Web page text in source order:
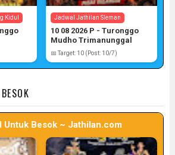
Kidul Jadwal Jathilan Sleman
10 08 2026 P - Turonggo
Mudho Trimanunggal
📅 Target: 10 (Post: 10/7)
Untuk Besok ~ Jathilan.com